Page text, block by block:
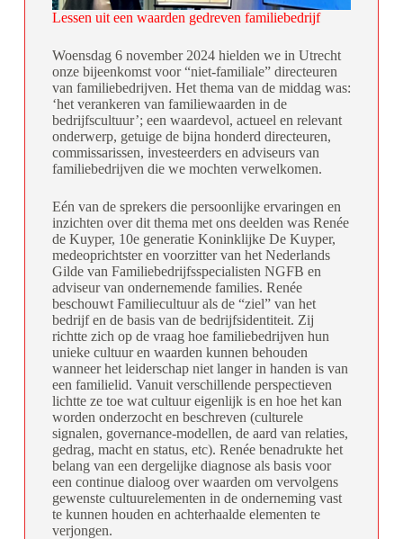
Lessen uit een waarden gedreven familiebedrijf
Woensdag 6 november 2024 hielden we in Utrecht
onze bijeenkomst voor “niet-familiale” directeuren
van familiebedrijven. Het thema van de middag was:
‘het verankeren van familiewaarden in de
bedrijfscultuur’; een waardevol, actueel en relevant
onderwerp, getuige de bijna honderd directeuren,
commissarissen, investeerders en adviseurs van
familiebedrijven die we mochten verwelkomen.
Eén van de sprekers die persoonlijke ervaringen en
inzichten over dit thema met ons deelden was Renée
de Kuyper, 10e generatie Koninklijke De Kuyper,
medeoprichtster en voorzitter van het Nederlands
Gilde van Familiebedrijfsspecialisten NGFB en
adviseur van ondernemende families. Renée
beschouwt Familiecultuur als de “ziel” van het
bedrijf en de basis van de bedrijfsidentiteit. Zij
richtte zich op de vraag hoe familiebedrijven hun
unieke cultuur en waarden kunnen behouden
wanneer het leiderschap niet langer in handen is van
een familielid. Vanuit verschillende perspectieven
lichtte ze toe wat cultuur eigenlijk is en hoe het kan
worden onderzocht en beschreven (culturele
signalen, governance-modellen, de aard van relaties,
gedrag, macht en status, etc). Renée benadrukte het
belang van een dergelijke diagnose als basis voor
een continue dialoog over waarden om vervolgens
gewenste cultuurelementen in de onderneming vast
te kunnen houden en achterhaalde elementen te
verjongen.